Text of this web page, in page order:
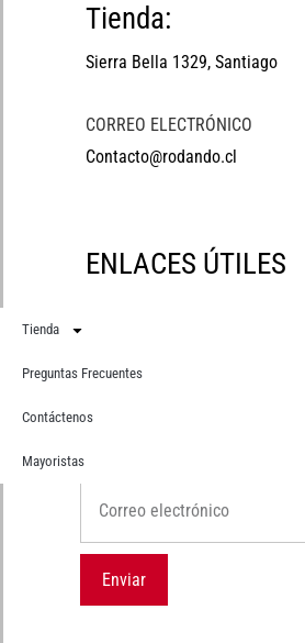
Tienda:
Sierra Bella 1329, Santiago
CORREO ELECTRÓNICO
Contacto@rodando.cl
ENLACES ÚTILES
Tienda
Preguntas Frecuentes
Contáctenos
Mayoristas
Suscríbete
Correo electrónico
Enviar